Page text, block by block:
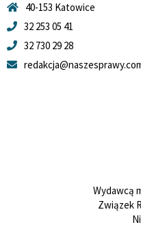
40-153 Katowice
32 253 05 41
32 730 29 28
Wydawcą
Związek